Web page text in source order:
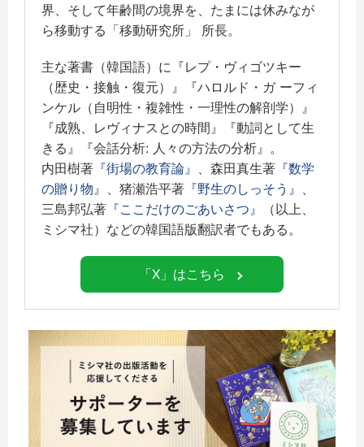
界、そして年齢間の境界を、たまには休みなが
ら移動する「移動研究所」 所長。
主な著書（韓国語）に『レプ・ヴィゴツキー
（歴史・接触・復元）』『ハロルド・ガ ーフィ
ンケル（自明性・複雑性・一理性の解剖学）』
『成熟、レヴィナスとの時間』『動詞として生
きる』『会話分析: 人々の方法の分析』。
内田樹著 『街場の教育論』 、森田真生著 『数学
の贈り物』
、猪瀬浩平著 『野生のしっそう』
三島邦弘著 『ここだけのごあいさつ』
（以上、
ミシマ社）などの韓国語版翻訳者でもある。
「X」はこちら